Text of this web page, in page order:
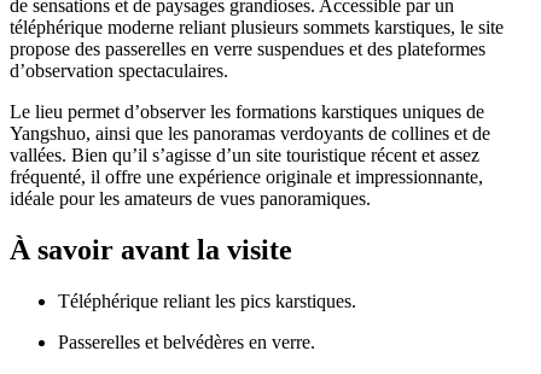
de sensations et de paysages grandioses. Accessible par un
téléphérique moderne reliant plusieurs sommets karstiques, le site
propose des passerelles en verre suspendues et des plateformes
d’observation spectaculaires.
Le lieu permet d’observer les formations karstiques uniques de
Yangshuo, ainsi que les panoramas verdoyants de collines et de
vallées. Bien qu’il s’agisse d’un site touristique récent et assez
fréquenté, il offre une expérience originale et impressionnante,
idéale pour les amateurs de vues panoramiques.
À savoir avant la visite
Téléphérique reliant les pics karstiques.
Passerelles et belvédères en verre.